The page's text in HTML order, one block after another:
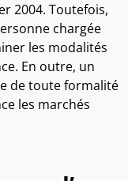
2004. Toutefois,
chargée
les modalités
En outre, un
de toute formalité
les marchés